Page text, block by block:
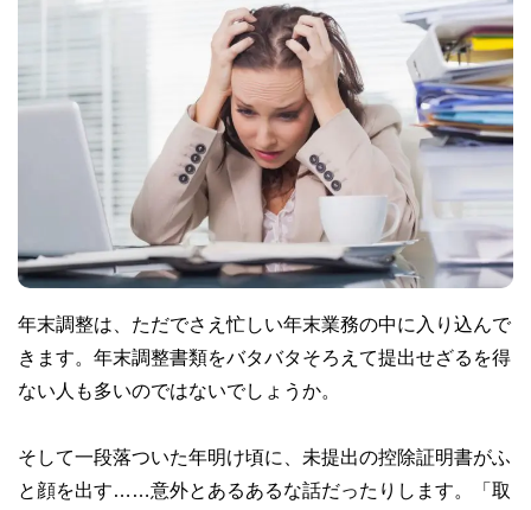
年末調整は、ただでさえ忙しい年末業務の中に入り込んで
きます。年末調整書類をバタバタそろえて提出せざるを得
ない人も多いのではないでしょうか。
そして一段落ついた年明け頃に、未提出の控除証明書がふ
と顔を出す……意外とあるあるな話だったりします。「取